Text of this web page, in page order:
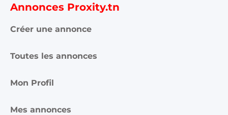
Annonces Proxity.tn
Créer une annonce
Toutes les annonces
Mon Profil
Mes annonces